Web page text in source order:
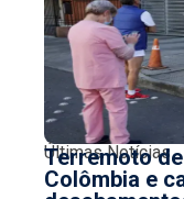
Últimas Notícias
Terremoto
Colômbia e